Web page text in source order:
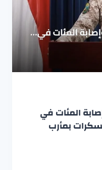
المئات في
بمأرب